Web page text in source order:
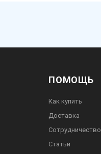
ПОМОЩЬ
Как купить
Доставка
Сотрудничество
Статьи